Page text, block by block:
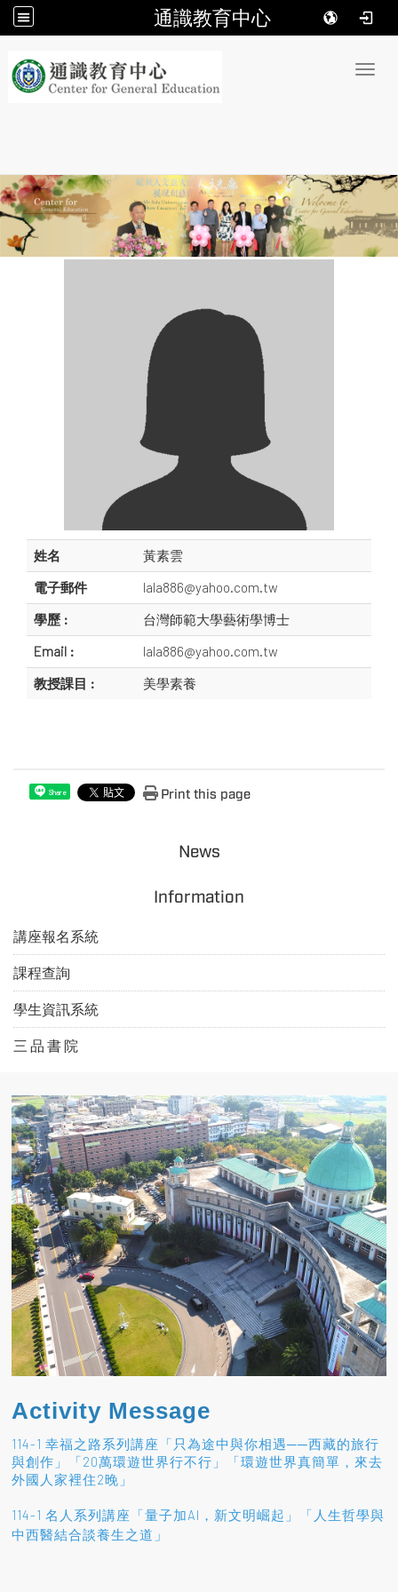
通識教育中心
姓名
黃素雲
電子郵件
lala886@yahoo.com.tw
學歷 :
台灣師範大學藝術學博士
Email :
lala886@yahoo.com.tw
教授課目 :
美學素養
Share Print this page
News
Information
講座報名系統
課程查詢
學生資訊系統
三 品 書 院
Activity Message
114-1 幸福之路系列講座「只為途中與你相遇──西藏的旅行
與創作」「20萬環遊世界行不行」「環遊世界真簡單，來去
外國人家裡住2晚」
114-1 名人系列講座「量子加AI，新文明崛起」「人生哲學與
中西醫結合談養生之道 」